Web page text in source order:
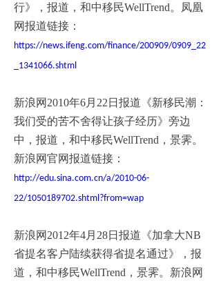
行》，报道，和中移民WellTrend。凤凰
网报道链接：
https://news.ifeng.com/finance/200909/0909_22
_1341066.shtml
新浪网2010年6月22日报道《新移民潮：
我们受的苦不舍得让孩子经历》旁边
中，报道，和中移民WellTrend，景霁。
新浪网官网报道链接：
http://edu.sina.com.cn/a/2010-06-
22/1050189702.shtml?from=wap
新浪网2012年4月28日报道《加拿大NB
省提名客户陆续获得省提名通过》，报
道，和中移民WellTrend，景霁。新浪网